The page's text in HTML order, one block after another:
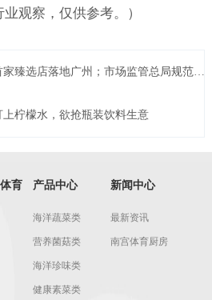
业观察，仅供参考。）
臻选店落地广州；市场监管总局规范外
柠檬水，欲抢瓶装饮料生意
育 产品中心
海洋蔬菜类
营养菌菇类
海洋珍味类
健康素菜类
新闻中心
最新资讯
南宫体育厨房